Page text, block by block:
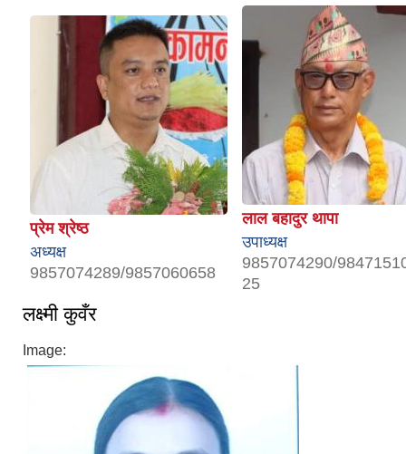
प्रेम श्रेष्ठ
अध्यक्ष
9857074289/9857060658
लाल बहादुर थापा
उपाध्यक्ष
9857074290/
25
लक्ष्मी कुवँर
Image: